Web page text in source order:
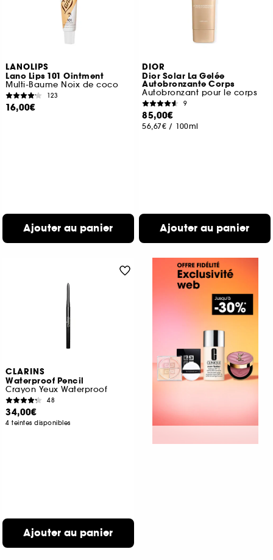
LANOLIPS
Lano Lips 101 Ointment
Multi-Baume Noix de coco
123
16,00€
Ajouter au panier
DIOR
Dior Solar La Gelée
Autobronzante Corps
Autobronzant pour le corps
9
85,00€
56,67€ / 100ml
Ajouter au panier
CLARINS
Waterproof Pencil
Crayon Yeux Waterproof
48
34,00€
4 teintes disponibles
Ajouter au panier